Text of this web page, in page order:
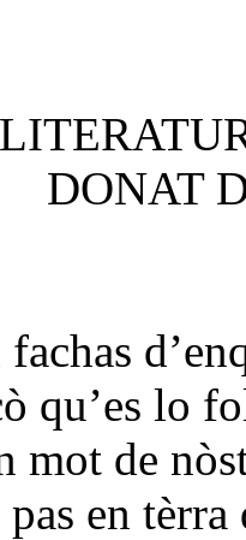
DONAT
qu’es lo
mot de
en tèrra